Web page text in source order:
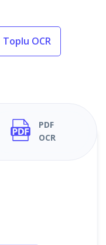
Toplu OCR
PDF
OCR